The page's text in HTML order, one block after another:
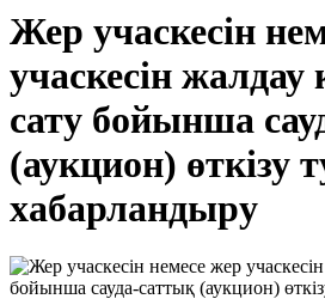
Жер учаскесін
учаскесін
сату бойынша
(аукцион) өткізу
хабарландыру